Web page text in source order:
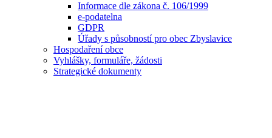
Informace dle zákona č. 106/1999
e-podatelna
GDPR
Úřady s působností pro obec Zbyslavice
Hospodaření obce
Vyhlášky, formuláře, žádosti
Strategické dokumenty